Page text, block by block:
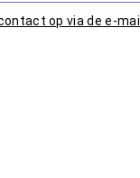
op via de e-mail